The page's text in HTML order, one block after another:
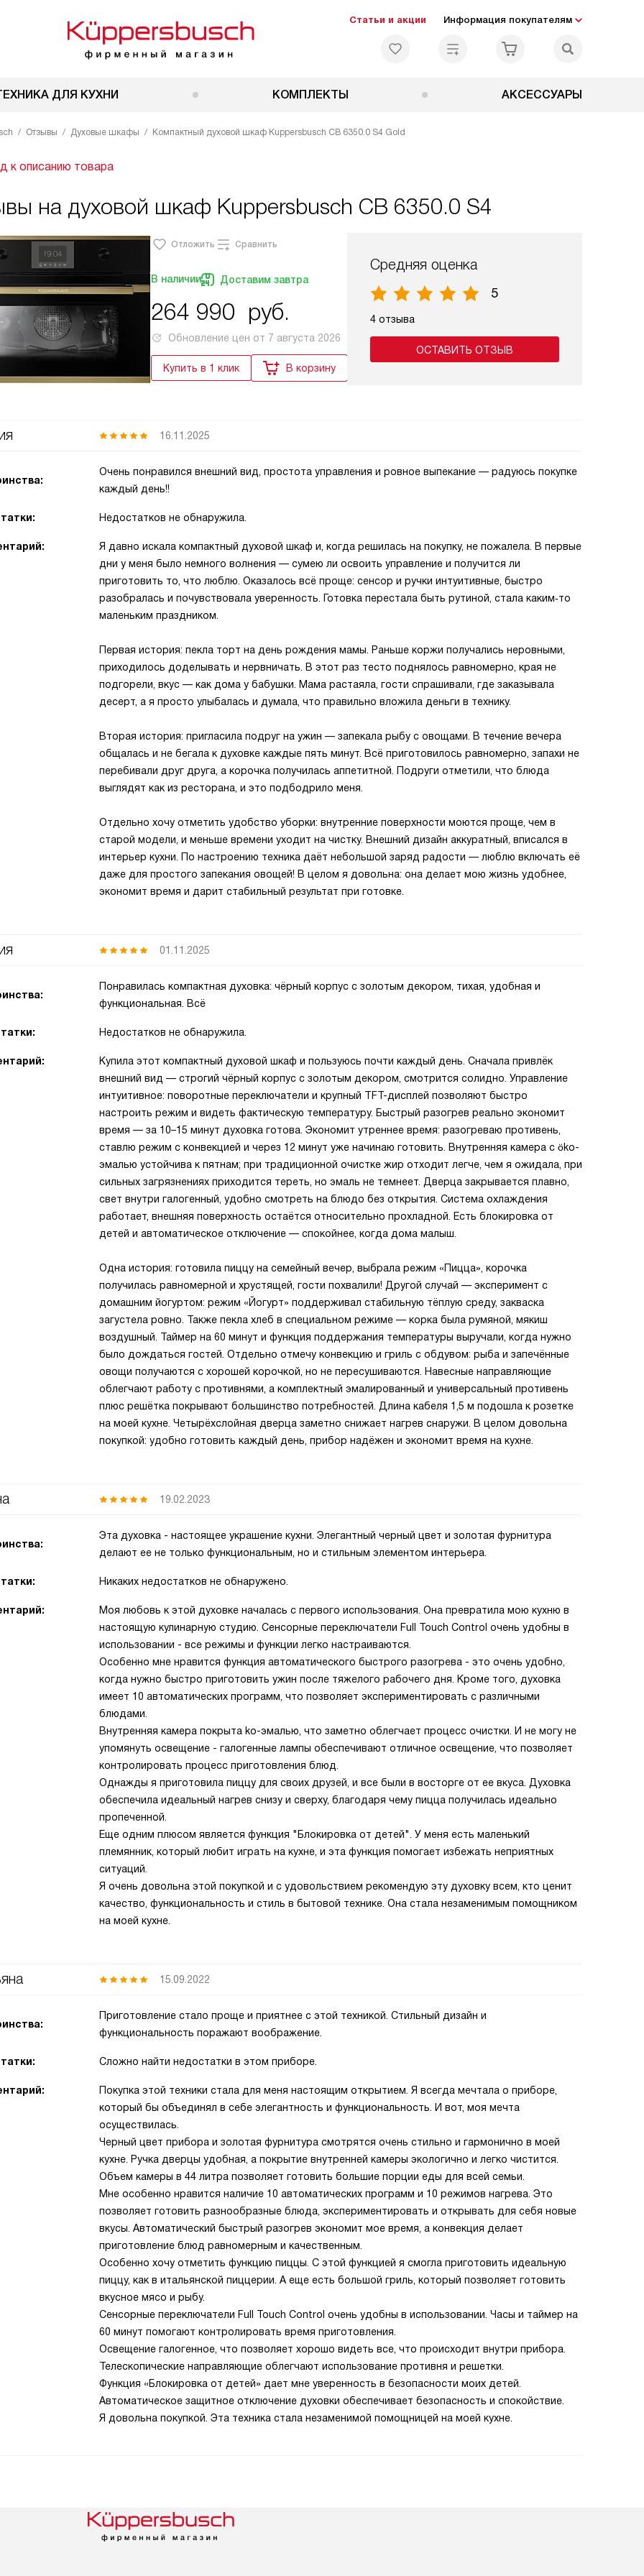
Статьи и акции Информация покупателям
ДЛЯ КУХНИ КОМПЛЕКТЫ АКСЕССУАРЫ
Отзывы Духовые шкафы Компактный духовой шкаф Kuppersbusch CB 6350.0 S4 Gold
к описанию товара
на духовой шкаф Kuppersbusch CB 6350.0 S4
Отложить Сравнить
В наличии Доставим завтра
264 990 руб.
Обновление цен от 7 августа 2026
Купить в 1 клик В корзину
Средняя оценка
5
4 отзыва
ОСТАВИТЬ ОТЗЫВ
16.11.2025
Очень понравился внешний вид, простота управления и ровное выпекание — радуюсь покупке
каждый день!!
Недостатков не обнаружила.
Я давно искала компактный духовой шкаф и, когда решилась на покупку, не пожалела. В первые
дни у меня было немного волнения — сумею ли освоить управление и получится ли
приготовить то, что люблю. Оказалось всё проще: сенсор и ручки интуитивные, быстро
разобралась и почувствовала уверенность. Готовка перестала быть рутиной, стала каким‑то
маленьким праздником.
Первая история: пекла торт на день рождения мамы. Раньше коржи получались неровными,
приходилось доделывать и нервничать. В этот раз тесто поднялось равномерно, края не
подгорели, вкус — как дома у бабушки. Мама растаяла, гости спрашивали, где заказывала
десерт, а я просто улыбалась и думала, что правильно вложила деньги в технику.
Вторая история: пригласила подруг на ужин — запекала рыбу с овощами. В течение вечера
общалась и не бегала к духовке каждые пять минут. Всё приготовилось равномерно, запахи не
перебивали друг друга, а корочка получилась аппетитной. Подруги отметили, что блюда
выглядят как из ресторана, и это подбодрило меня.
Отдельно хочу отметить удобство уборки: внутренние поверхности моются проще, чем в
старой модели, и меньше времени уходит на чистку. Внешний дизайн аккуратный, вписался в
интерьер кухни. По настроению техника даёт небольшой заряд радости — люблю включать её
даже для простого запекания овощей! В целом я довольна: она делает мою жизнь удобнее,
экономит время и дарит стабильный результат при готовке.
01.11.2025
Понравилась компактная духовка: чёрный корпус с золотым декором, тихая, удобная и
функциональная. Всё
Недостатков не обнаружила.
Купила этот компактный духовой шкаф и пользуюсь почти каждый день. Сначала привлёк
внешний вид — строгий чёрный корпус с золотым декором, смотрится солидно. Управление
интуитивное: поворотные переключатели и крупный TFT-дисплей позволяют быстро
настроить режим и видеть фактическую температуру. Быстрый разогрев реально экономит
время — за 10–15 минут духовка готова. Экономит утреннее время: разогреваю противень,
ставлю режим с конвекцией и через 12 минут уже начинаю готовить. Внутренняя камера с öko-
эмалью устойчива к пятнам; при традиционной очистке жир отходит легче, чем я ожидала, при
сильных загрязнениях приходится тереть, но эмаль не темнеет. Дверца закрывается плавно,
свет внутри галогенный, удобно смотреть на блюдо без открытия. Система охлаждения
работает, внешняя поверхность остаётся относительно прохладной. Есть блокировка от
детей и автоматическое отключение — спокойнее, когда дома малыш.
Одна история: готовила пиццу на семейный вечер, выбрала режим «Пицца», корочка
получилась равномерной и хрустящей, гости похвалили! Другой случай — эксперимент с
домашним йогуртом: режим «Йогурт» поддерживал стабильную тёплую среду, закваска
загустела ровно. Также пекла хлеб в специальном режиме — корка была румяной, мякиш
воздушный. Таймер на 60 минут и функция поддержания температуры выручали, когда нужно
было дождаться гостей. Отдельно отмечу конвекцию и гриль с обдувом: рыба и запечённые
овощи получаются с хорошей корочкой, но не пересушиваются. Навесные направляющие
облегчают работу с противнями, а комплектный эмалированный и универсальный противень
плюс решётка покрывают большинство потребностей. Длина кабеля 1,5 м подошла к розетке
на моей кухне. Четырёхслойная дверца заметно снижает нагрев снаружи. В целом довольна
покупкой: удобно готовить каждый день, прибор надёжен и экономит время на кухне.
19.02.2023
Эта духовка - настоящее украшение кухни. Элегантный черный цвет и золотая фурнитура
делают ее не только функциональным, но и стильным элементом интерьера.
Никаких недостатков не обнаружено.
Моя любовь к этой духовке началась с первого использования. Она превратила мою кухню в
настоящую кулинарную студию. Сенсорные переключатели Full Touch Control очень удобны в
использовании - все режимы и функции легко настраиваются.
Особенно мне нравится функция автоматического быстрого разогрева - это очень удобно,
когда нужно быстро приготовить ужин после тяжелого рабочего дня. Кроме того, духовка
имеет 10 автоматических программ, что позволяет экспериментировать с различными
блюдами.
Внутренняя камера покрыта ko-эмалью, что заметно облегчает процесс очистки. И не могу не
упомянуть освещение - галогенные лампы обеспечивают отличное освещение, что позволяет
контролировать процесс приготовления блюд.
Однажды я приготовила пиццу для своих друзей, и все были в восторге от ее вкуса. Духовка
обеспечила идеальный нагрев снизу и сверху, благодаря чему пицца получилась идеально
пропеченной.
Еще одним плюсом является функция "Блокировка от детей". У меня есть маленький
племянник, который любит играть на кухне, и эта функция помогает избежать неприятных
ситуаций.
Я очень довольна этой покупкой и с удовольствием рекомендую эту духовку всем, кто ценит
качество, функциональность и стиль в бытовой технике. Она стала незаменимым помощником
на моей кухне.
15.09.2022
Приготовление стало проще и приятнее с этой техникой. Стильный дизайн и
функциональность поражают воображение.
Сложно найти недостатки в этом приборе.
Покупка этой техники стала для меня настоящим открытием. Я всегда мечтала о приборе,
который бы объединял в себе элегантность и функциональность. И вот, моя мечта
осуществилась.
Черный цвет прибора и золотая фурнитура смотрятся очень стильно и гармонично в моей
кухне. Ручка дверцы удобная, а покрытие внутренней камеры экологично и легко чистится.
Объем камеры в 44 литра позволяет готовить большие порции еды для всей семьи.
Мне особенно нравится наличие 10 автоматических программ и 10 режимов нагрева. Это
позволяет готовить разнообразные блюда, экспериментировать и открывать для себя новые
вкусы. Автоматический быстрый разогрев экономит мое время, а конвекция делает
приготовление блюд равномерным и качественным.
Особенно хочу отметить функцию пиццы. С этой функцией я смогла приготовить идеальную
пиццу, как в итальянской пиццерии. А еще есть большой гриль, который позволяет готовить
вкусное мясо и рыбу.
Сенсорные переключатели Full Touch Control очень удобны в использовании. Часы и таймер на
60 минут помогают контролировать время приготовления.
Освещение галогенное, что позволяет хорошо видеть все, что происходит внутри прибора.
Телескопические направляющие облегчают использование противня и решетки.
Функция «Блокировка от детей» дает мне уверенность в безопасности моих детей.
Автоматическое защитное отключение духовки обеспечивает безопасность и спокойствие.
Я довольна покупкой. Эта техника стала незаменимой помощницей на моей кухне.